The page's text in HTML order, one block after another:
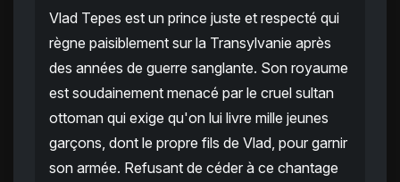
Vlad Tepes est un prince juste et respecté qui
règne paisiblement sur la Transylvanie après
des années de guerre sanglante. Son royaume
est soudainement menacé par le cruel sultan
ottoman qui exige qu'on lui livre mille jeunes
garçons, dont le propre fils de Vlad, pour garnir
son armée. Refusant de céder à ce chantage